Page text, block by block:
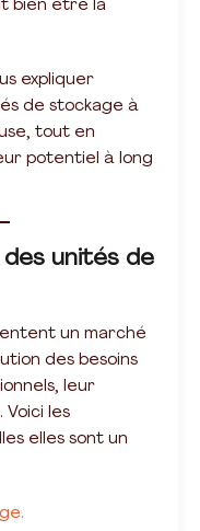
bien être la
expliquer
de stockage à
tout en
potentiel à long
unités de
un marché
des besoins
leur
les
elles sont un